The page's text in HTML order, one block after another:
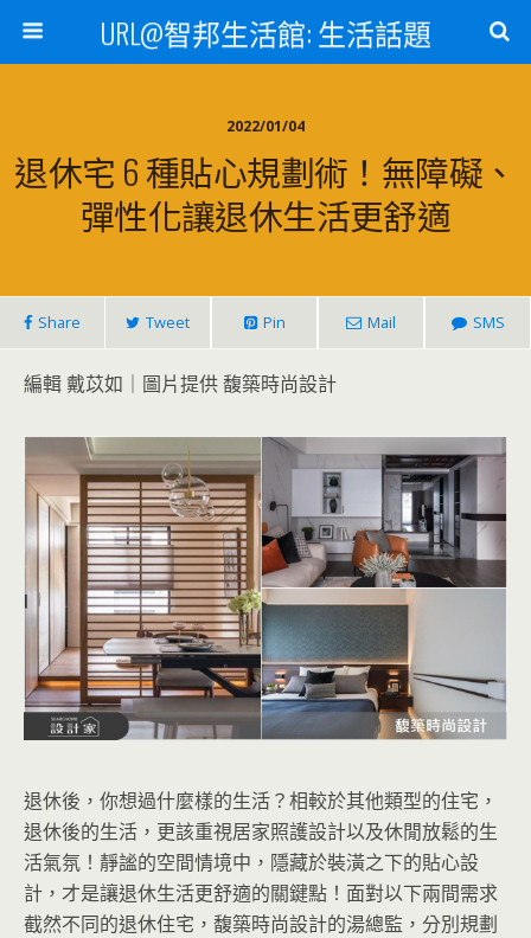
URL@智邦生活館: 生活話題
2022/01/04
退休宅 6 種貼心規劃術！無障礙、
彈性化讓退休生活更舒適
Share Tweet Pin Mail SMS
編輯 戴苡如｜圖片提供 馥築時尚設計
退休後，你想過什麼樣的生活？相較於其他類型的住宅，
退休後的生活，更該重視居家照護設計以及休閒放鬆的生
活氣氛！靜謐的空間情境中，隱藏於裝潢之下的貼心設
計，才是讓退休生活更舒適的關鍵點！面對以下兩間需求
截然不同的退休住宅，馥築時尚設計的湯總監，分別規劃